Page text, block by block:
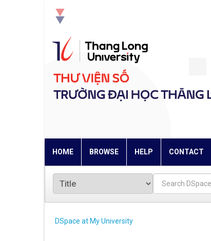
HOME BROWSE HELP CONTACT
DSpace at My University